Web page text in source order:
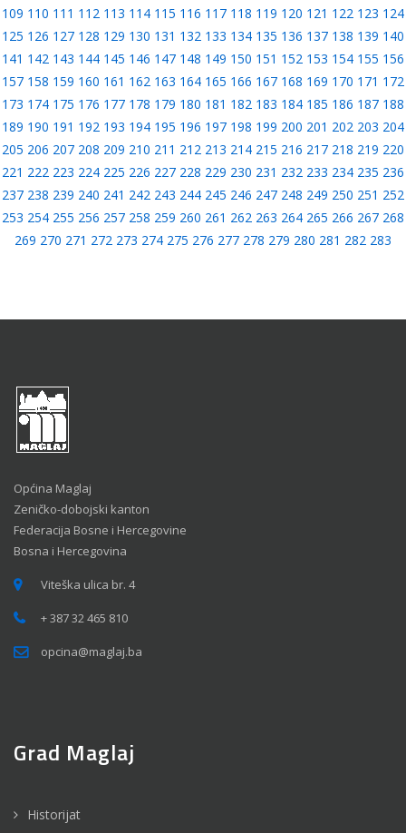
109 110 111 112 113 114 115 116 117 118 119 120 121 122 123 124
125 126 127 128 129 130 131 132 133 134 135 136 137 138 139 140
141 142 143 144 145 146 147 148 149 150 151 152 153 154 155 156
157 158 159 160 161 162 163 164 165 166 167 168 169 170 171 172
173 174 175 176 177 178 179 180 181 182 183 184 185 186 187 188
189 190 191 192 193 194 195 196 197 198 199 200 201 202 203 204
205 206 207 208 209 210 211 212 213 214 215 216 217 218 219 220
221 222 223 224 225 226 227 228 229 230 231 232 233 234 235 236
237 238 239 240 241 242 243 244 245 246 247 248 249 250 251 252
253 254 255 256 257 258 259 260 261 262 263 264 265 266 267 268
269 270 271 272 273 274 275 276 277 278 279 280 281 282 283
Općina Maglaj
Zeničko-dobojski kanton
Federacija Bosne i Hercegovine
Bosna i Hercegovina
Viteška ulica br. 4
+ 387 32 465 810
opcina@maglaj.ba
Grad Maglaj
Historijat